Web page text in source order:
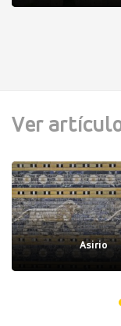
Ver
Asirio